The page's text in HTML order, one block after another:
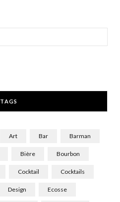
TAGS
Art Bar Barman
Bière Bourbon
Cocktail Cocktails
Design Ecosse